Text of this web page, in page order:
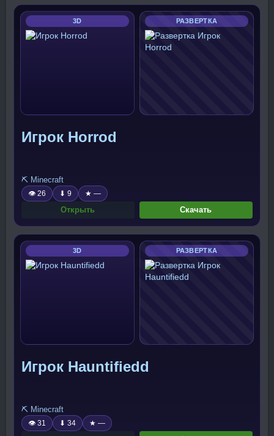
3D РАЗВЕРТКА
Игрок Horrod
⛏️ Minecraft
👁 26 ⬇ 9 ★ —
Открыть Скачать
3D РАЗВЕРТКА
Игрок Hauntifiedd
⛏️ Minecraft
👁 31 ⬇ 34 ★ —